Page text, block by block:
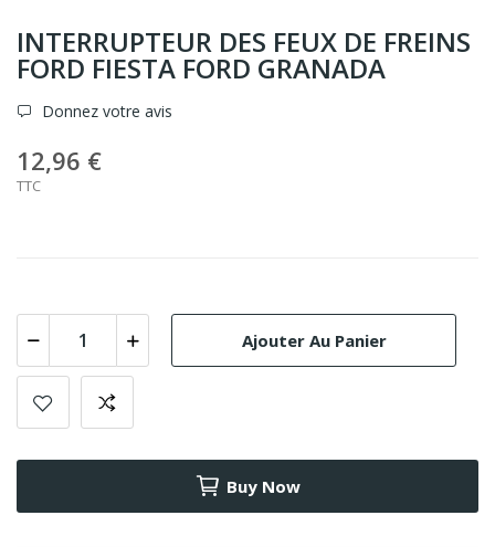
INTERRUPTEUR DES FEUX DE FREINS
FORD FIESTA FORD GRANADA
Donnez votre avis
12,96 €
TTC
Ajouter Au Panier
Buy Now